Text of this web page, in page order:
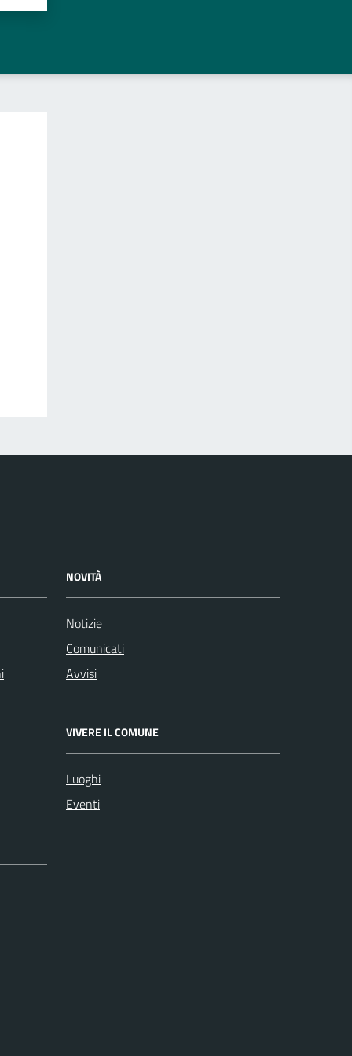
NOVITÀ
Notizie
Comunicati
Avvisi
VIVERE IL COMUNE
Luoghi
Eventi